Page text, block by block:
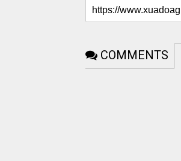
COMMENTS